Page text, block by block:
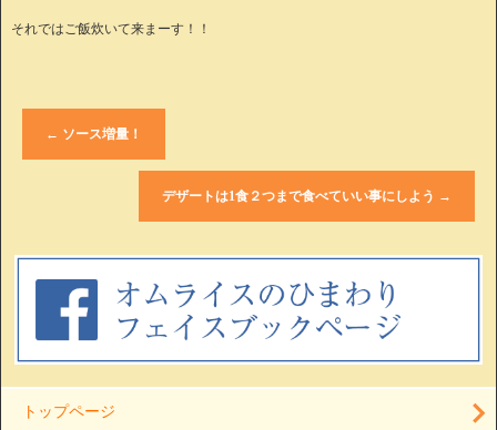
それではご飯炊いて来まーす！！
← ソース増量！
デザートは1食２つまで食べていい事にしよう →
トップページ